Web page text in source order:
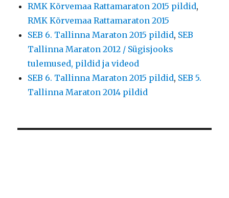
RMK Kõrvemaa Rattamaraton 2015 pildid,
RMK Kõrvemaa Rattamaraton 2015
SEB 6. Tallinna Maraton 2015 pildid, SEB
Tallinna Maraton 2012 / Sügisjooks
tulemused, pildid ja videod
SEB 6. Tallinna Maraton 2015 pildid, SEB 5.
Tallinna Maraton 2014 pildid